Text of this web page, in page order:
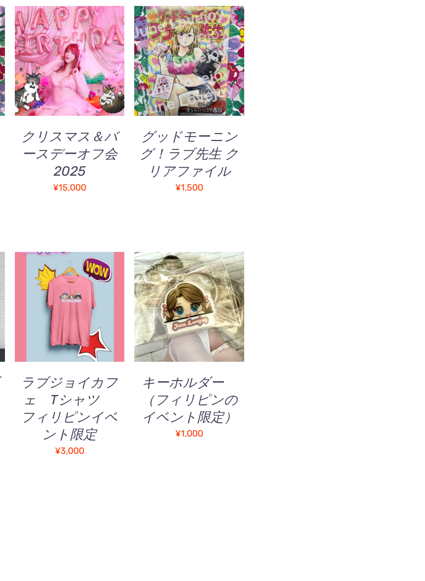
か
ら
選
択
で
き
ま
す
あ
り
ま
す。
オ
プ
シ
ョ
ン
は
商
品
ペ
き
ま
す
¥7,000
が
あ
り
ま
す。
オ
プ
シ
ョ
ン
商
品
ペ
ー
き
ま
す
お買い物カゴに追加
/
QUICK VIEW
クリスマス＆バ
ースデーオフ会
2025
¥15,000
お買い物カゴに追加
/
QUICK VIEW
グッドモーニン
グ！ラブ先生 ク
リアファイル
¥1,500
お買い物カゴに追加
QUICK VIEW
ラブジョイカフ
ェ Tシャツ
フィリピンイベ
ント限定
¥3,000
お買い物カゴに追加
/
QUICK VIEW
キーホルダー
（フィリピンの
イベント限定）
¥1,000